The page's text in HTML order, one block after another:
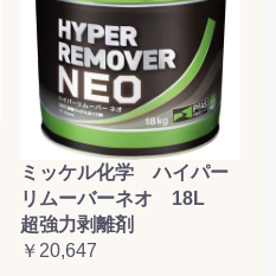
ミッケル化学 ハイパー
リムーバーネオ 18L
超強力剥離剤
￥20,647